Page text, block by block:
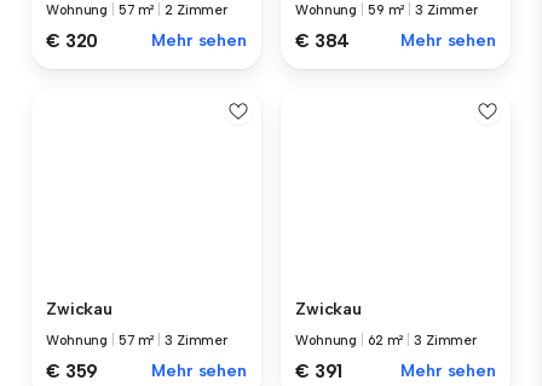
Wohnung 57 m² |2 Zimmer
€ 320 Mehr sehen
Wohnung 59 m² |3 Zimmer
€ 384 Mehr sehen
Zwickau
Wohnung 57 m² |3 Zimmer
€ 359 Mehr sehen
Zwickau
Wohnung 62 m² |3 Zimmer
€ 391 Mehr sehen